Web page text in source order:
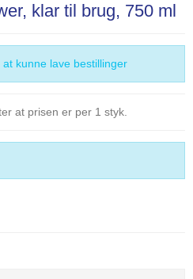
klar til brug, 750 ml
kunne lave bestillinger
at prisen er per 1 styk.